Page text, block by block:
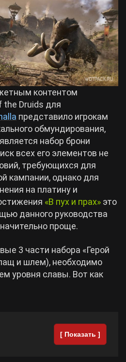
2
2
контентом
the Druids для
представило игрокам
обмундирования,
набор брони
всех его элементов не
требующихся для
кампании, однако для
на платину и
«В пух и прах» это
данного руководства
проще.
3 части набора «Герой
и шлем), необходимо
уровня славы. Вот как
[ Показать ]